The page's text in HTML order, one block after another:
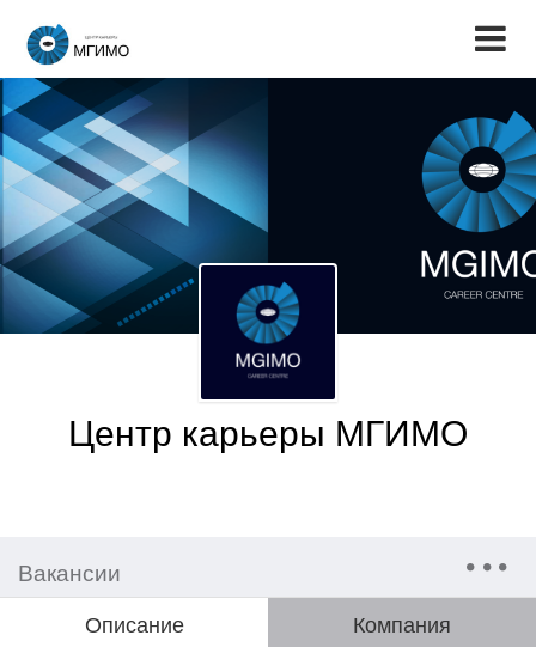
Центр карьеры МГИМО
Вакансии
Описание Компания